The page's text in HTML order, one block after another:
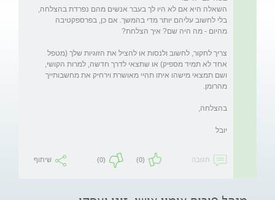
השאלה היא אם לא היו לך בעבר אנשים מהם נפרדת בהצלחה,
בלי לחשוב עליהם יותר מדי בהמשך. אם כן, בפרספקטיבה
צריך לחקור, לחשוב ולנסות או להציל את הזוגיות שלך (מטפל
אחד לא תמיד מספיק) או שתצאי לדרך חדשה, למרות הקושי,
ושם תמצאי מישהו איתו תהיי מאושרת וירחיק את מחשבותייך
תגובה (0)
(0) שיתוף